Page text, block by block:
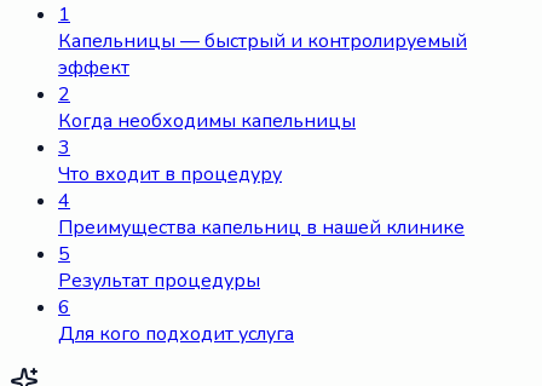
1
Капельницы — быстрый и контролируемый
эффект
2
Когда необходимы капельницы
3
Что входит в процедуру
4
Преимущества капельниц в нашей клинике
5
Результат процедуры
6
Для кого подходит услуга